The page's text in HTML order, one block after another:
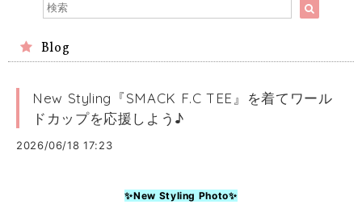
Blog
New Styling『SMACK F.C TEE』を着てワール
ドカップを応援しよう♪
2026/06/18 17:23
✨New Styling Photo✨